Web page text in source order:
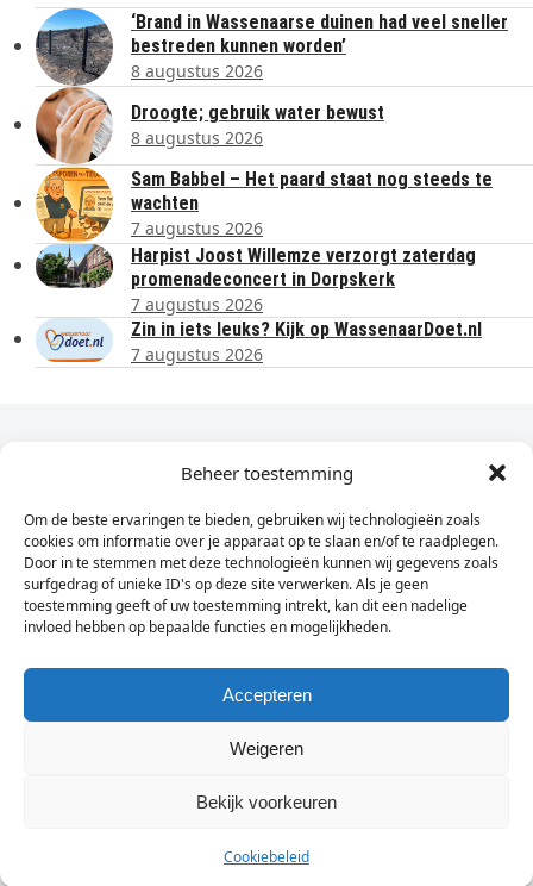
Beheer toestemming
Om de beste ervaringen te bieden, gebruiken wij technologieën zoals
cookies om informatie over je apparaat op te slaan en/of te raadplegen.
Door in te stemmen met deze technologieën kunnen wij gegevens zoals
surfgedrag of unieke ID's op deze site verwerken. Als je geen
toestemming geeft of uw toestemming intrekt, kan dit een nadelige
invloed hebben op bepaalde functies en mogelijkheden.
Accepteren
Weigeren
Bekijk voorkeuren
Cookiebeleid
‘Brand in Wassenaarse duinen had veel sneller
bestreden kunnen worden’
8 augustus 2026
Droogte; gebruik water bewust
8 augustus 2026
Sam Babbel – Het paard staat nog steeds te
wachten
7 augustus 2026
Harpist Joost Willemze verzorgt zaterdag
promenadeconcert in Dorpskerk
7 augustus 2026
Zin in iets leuks? Kijk op WassenaarDoet.nl
7 augustus 2026
Dagelijks het laatste nieuws in je e-mail?
Vul
hier
je
e-
mailadres
in
Sign Up